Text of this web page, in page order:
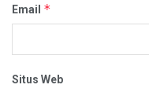
Email *
Situs Web